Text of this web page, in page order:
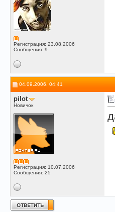
Регистрация: 23.08.2006
Сообщения: 9
04.09.2006, 04:41
pilot
Новичок
Регистрация: 10.07.2006
Сообщения: 25